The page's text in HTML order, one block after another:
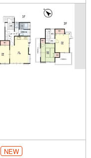
NEW